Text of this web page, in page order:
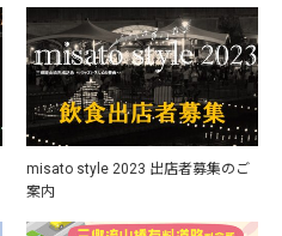
misato style 2023 出店者募集のご
案内